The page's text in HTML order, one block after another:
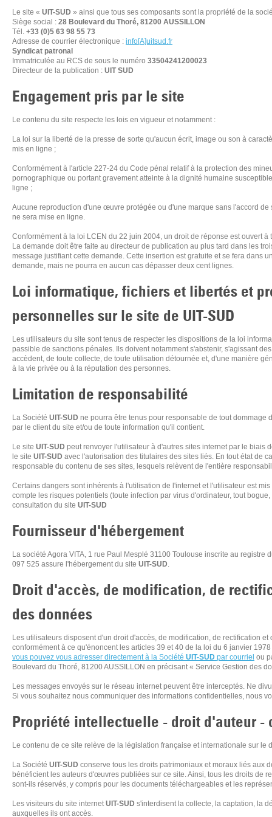
Le site « UIT-SUD » ainsi que tous ses composants sont la propriété de la
Siège social : 28 Boulevard du Thoré, 81200 AUSSILLON
Tél. +33 (0)5 63 98 55 73
Adresse de courrier électronique : info[A]uitsud.fr
Syndicat patronal
Immatriculée au RCS de sous le numéro 33504241200023
Directeur de la publication : UIT SUD
Engagement pris par le site
Le contenu du site respecte les lois en vigueur et notamment :
La loi sur la liberté de la presse de sorte qu'aucun écrit, image ou son à
mis en ligne ;
Conformément à l'article 227-24 du Code pénal relatif à la protection des
pornographique ou portant gravement atteinte à la dignité humaine
ligne ;
Aucune reproduction d'une œuvre protégée ou d'une marque sans l'accord de
ne sera mise en ligne.
Conformément à la loi LCEN du 22 juin 2004, un droit de réponse est ouvert
La demande doit être faite au directeur de publication au plus tard dans les
message justifiant cette demande. Cette insertion est gratuite et se fera dans
demande, mais ne pourra en aucun cas dépasser deux cent lignes.
Loi informatique, fichiers et libertés et
personnelles sur le site de UIT-SUD
Les utilisateurs du site sont tenus de respecter les dispositions de la loi
passible de sanctions pénales. Ils doivent notamment s'abstenir, s'agissant
accèdent, de toute collecte, de toute utilisation détournée et, d'une manière
à la vie privée ou à la réputation des personnes.
Limitation de responsabilité
La Société UIT-SUD ne pourra être tenus pour responsable de tout dommage
par le client du site et/ou de toute information qu'il contient.
Le site UIT-SUD peut renvoyer l'utilisateur à d'autres sites internet par le biais
le site UIT-SUD avec l'autorisation des titulaires des sites liés. En tout état de
responsable du contenu de ses sites, lesquels relèvent de l'entière
Certains dangers sont inhérents à l'utilisation de l'internet et l'utilisateur est
compte les risques potentiels (toute infection par virus d'ordinateur, tout
consultation du site UIT-SUD
Fournisseur d'hébergement
La société Agora VITA, 1 rue Paul Mesplé 31100 Toulouse inscrite au registre
097 525 assure l'hébergement du site UIT-SUD.
Droit d'accès, de modification, de
des données
Les utilisateurs disposent d'un droit d'accès, de modification, de rectification
conformément à ce qu'énoncent les articles 39 et 40 de la loi du 6 janvier
vous pouvez vous adresser directement à la Société UIT-SUD par courriel ou
Boulevard du Thoré, 81200 AUSSILLON en précisant « Service Gestion des
Les messages envoyés sur le réseau internet peuvent être interceptés. Ne
Si vous souhaitez nous communiquer des informations confidentielles, nous
Propriété intellectuelle - droit d'auteur -
Le contenu de ce site relève de la législation française et internationale sur le
La Société UIT-SUD conserve tous les droits patrimoniaux et moraux liés aux
bénéficient les auteurs d'œuvres publiées sur ce site. Ainsi, tous les droits de
sont-ils réservés, y compris pour les documents téléchargeables et les
Les visiteurs du site internetUIT-SUD s'interdisent la collecte, la captation, la
auxquelles ils ont accès.